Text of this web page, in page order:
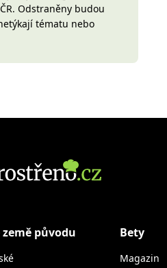
Odstraněny budou
tématu nebo
země původu Bety
Magazin